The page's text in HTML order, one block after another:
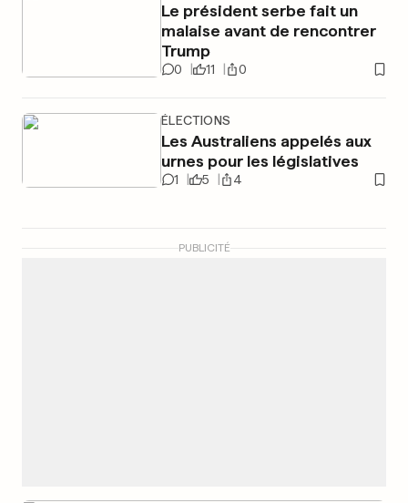
Le président serbe fait un
malaise avant de rencontrer
Trump
0 11 0
ÉLECTIONS
Les Australiens appelés aux
urnes pour les législatives
1 5 4
PUBLICITÉ